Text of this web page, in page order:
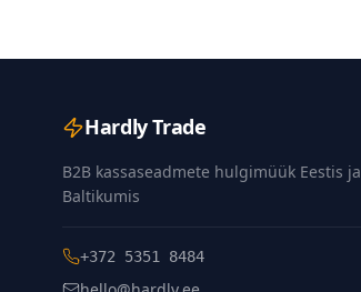
Hardly Trade
B2B kassaseadmete hulgimüük Eestis ja
Baltikumis
+372 5351 8484